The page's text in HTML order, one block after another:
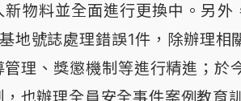
新物料並全面進行更換中。另
地號誌處理錯誤1件，除辦理
理、獎懲機制等進行精進；於
也辦理全員安全事件案例教育